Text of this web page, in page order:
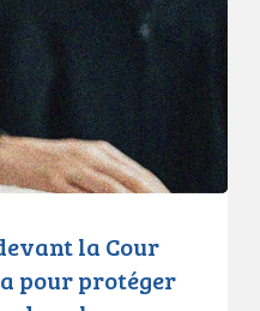
la Cour
pour protéger